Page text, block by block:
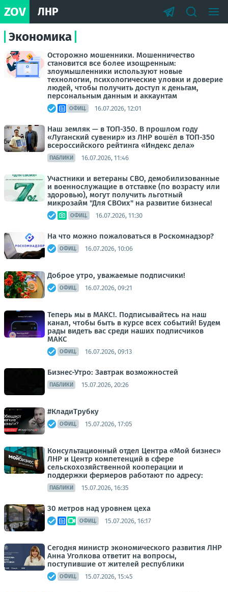
ZOV ЛНР
Экономика
Осторожно мошенники. Мошенничество
становится все более изощренным:
злоумышленники используют новые
технологии, психологические уловки и доверие
людей, чтобы получить доступ к деньгам,
персональным данным и аккаунтам
ОФИЦ. 16.07.2026, 12:01
Наш земляк — в ТОП-350. В прошлом году
«Луганский сувенир» из ЛНР вошёл в ТОП-350
всероссийского рейтинга «Индекс дела»
ПАБЛИКИ 16.07.2026, 11:46
Участники и ветераны СВО, демобилизованные
и военнослужащие в отставке (по возрасту или
здоровью), могут получить льготный
микрозайм "Для СВОих" на развитие бизнеса!
ОФИЦ. 16.07.2026, 11:30
На что можно пожаловаться в Роскомнадзор?
ОФИЦ. 16.07.2026, 10:06
Доброе утро, уважаемые подписчики!
ОФИЦ. 16.07.2026, 09:21
Теперь мы в МАКС!. Подписывайтесь на наш
канал, чтобы быть в курсе всех событий! Будем
рады видеть вас среди наших подписчиков
МАКС
ОФИЦ. 16.07.2026, 09:13
Бизнес-Утро: Завтрак возможностей
ПАБЛИКИ 15.07.2026, 20:26
#КладиТрубку
ОФИЦ. 15.07.2026, 17:05
Консультационный отдел Центра «Мой бизнес»
ЛНР и Центр компетенций в сфере
сельскохозяйственной кооперации и
поддержки фермеров работают по адресу:
ПАБЛИКИ 15.07.2026, 16:35
30 метров над уровнем цеха
ОФИЦ. 15.07.2026, 16:17
Сегодня министр экономического развития ЛНР
Анна Уголкова ответит на вопросы,
поступившие от жителей республики
ОФИЦ. 15.07.2026, 15:45